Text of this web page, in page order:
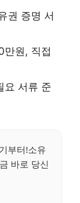
권 증명 서
원, 직접
요 서류 준
부터!소유
바로 당신